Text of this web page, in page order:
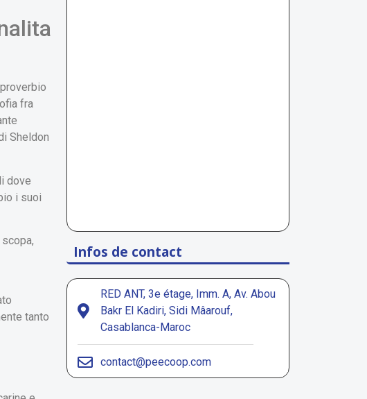
fra
Sheldon
dove
i suoi
tanto
Infos de contact
RED ANT, 3e étage, Imm. A, Av. Abou
Bakr El Kadiri, Sidi Mâarouf,
Casablanca-Maroc
contact@peecoop.com